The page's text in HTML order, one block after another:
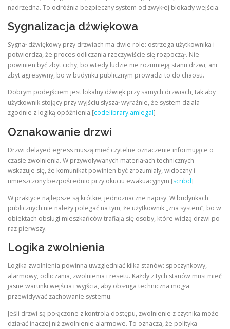
nadrzędna. To odróżnia bezpieczny system od zwykłej blokady wejścia.
Sygnalizacja dźwiękowa
Sygnał dźwiękowy przy drzwiach ma dwie role: ostrzega użytkownika i
potwierdza, że proces odliczania rzeczywiście się rozpoczął. Nie
powinien być zbyt cichy, bo wtedy ludzie nie rozumieją stanu drzwi, ani
zbyt agresywny, bo w budynku publicznym prowadzi to do chaosu.
Dobrym podejściem jest lokalny dźwięk przy samych drzwiach, tak aby
użytkownik stojący przy wyjściu słyszał wyraźnie, że system działa
zgodnie z logiką opóźnienia.[codelibrary.amlegal]
Oznakowanie drzwi
Drzwi delayed egress muszą mieć czytelne oznaczenie informujące o
czasie zwolnienia. W przywoływanych materiałach technicznych
wskazuje się, że komunikat powinien być zrozumiały, widoczny i
umieszczony bezpośrednio przy okuciu ewakuacyjnym.[scribd]
W praktyce najlepsze są krótkie, jednoznaczne napisy. W budynkach
publicznych nie należy polegać na tym, że użytkownik „zna system”, bo w
obiektach obsługi mieszkańców trafiają się osoby, które widzą drzwi po
raz pierwszy.
Logika zwolnienia
Logika zwolnienia powinna uwzględniać kilka stanów: spoczynkowy,
alarmowy, odliczania, zwolnienia i resetu. Każdy z tych stanów musi mieć
jasne warunki wejścia i wyjścia, aby obsługa techniczna mogła
przewidywać zachowanie systemu.
Jeśli drzwi są połączone z kontrolą dostępu, zwolnienie z czytnika może
działać inaczej niż zwolnienie alarmowe. To oznacza, że polityka